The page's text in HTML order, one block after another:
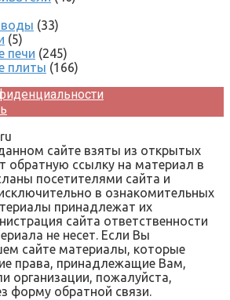
(33)
(5)
печи (245)
плиты (166)
сайте взяты из открытых
обратную ссылку на материал в
посетителями сайта и
в ознакомительных
принадлежат их
сайта ответственности
не несет. Если Вы
сайте материалы, которые
права, принадлежащие Вам,
организации, пожалуйста,
форму обратной связи.